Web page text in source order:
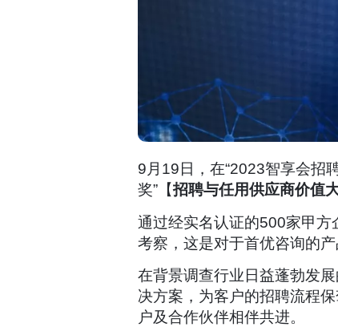
9月19日，在“2023智享会招
奖”【招聘与任用供应商价值
通过经实名认证的500家甲方
考察，这是对于首优咨询的
在背景调查行业日益蓬勃发
决方案，为客户的招聘流程
户及合作伙伴相伴共进。